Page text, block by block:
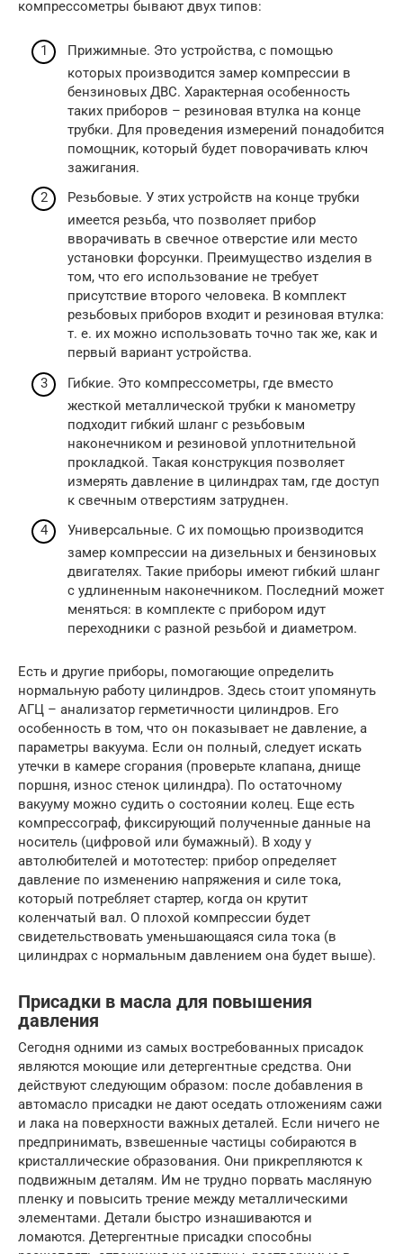
компрессометры бывают двух типов:
Прижимные. Это устройства, с помощью
которых производится замер компрессии в
бензиновых ДВС. Характерная особенность
таких приборов – резиновая втулка на конце
трубки. Для проведения измерений понадобится
помощник, который будет поворачивать ключ
зажигания.
Резьбовые. У этих устройств на конце трубки
имеется резьба, что позволяет прибор
вворачивать в свечное отверстие или место
установки форсунки. Преимущество изделия в
том, что его использование не требует
присутствие второго человека. В комплект
резьбовых приборов входит и резиновая втулка:
т. е. их можно использовать точно так же, как и
первый вариант устройства.
Гибкие. Это компрессометры, где вместо
жесткой металлической трубки к манометру
подходит гибкий шланг с резьбовым
наконечником и резиновой уплотнительной
прокладкой. Такая конструкция позволяет
измерять давление в цилиндрах там, где доступ
к свечным отверстиям затруднен.
Универсальные. С их помощью производится
замер компрессии на дизельных и бензиновых
двигателях. Такие приборы имеют гибкий шланг
с удлиненным наконечником. Последний может
меняться: в комплекте с прибором идут
переходники с разной резьбой и диаметром.
Есть и другие приборы, помогающие определить
нормальную работу цилиндров. Здесь стоит упомянуть
АГЦ – анализатор герметичности цилиндров. Его
особенность в том, что он показывает не давление, а
параметры вакуума. Если он полный, следует искать
утечки в камере сгорания (проверьте клапана, днище
поршня, износ стенок цилиндра). По остаточному
вакууму можно судить о состоянии колец. Еще есть
компрессограф, фиксирующий полученные данные на
носитель (цифровой или бумажный). В ходу у
автолюбителей и мототестер: прибор определяет
давление по изменению напряжения и силе тока,
который потребляет стартер, когда он крутит
коленчатый вал. О плохой компрессии будет
свидетельствовать уменьшающаяся сила тока (в
цилиндрах с нормальным давлением она будет выше).
Присадки в масла для повышения
давления
Сегодня одними из самых востребованных присадок
являются моющие или детергентные средства. Они
действуют следующим образом: после добавления в
автомасло присадки не дают оседать отложениям сажи
и лака на поверхности важных деталей. Если ничего не
предпринимать, взвешенные частицы собираются в
кристаллические образования. Они прикрепляются к
подвижным деталям. Им не трудно порвать масляную
пленку и повысить трение между металлическими
элементами. Детали быстро изнашиваются и
ломаются. Детергентные присадки способны